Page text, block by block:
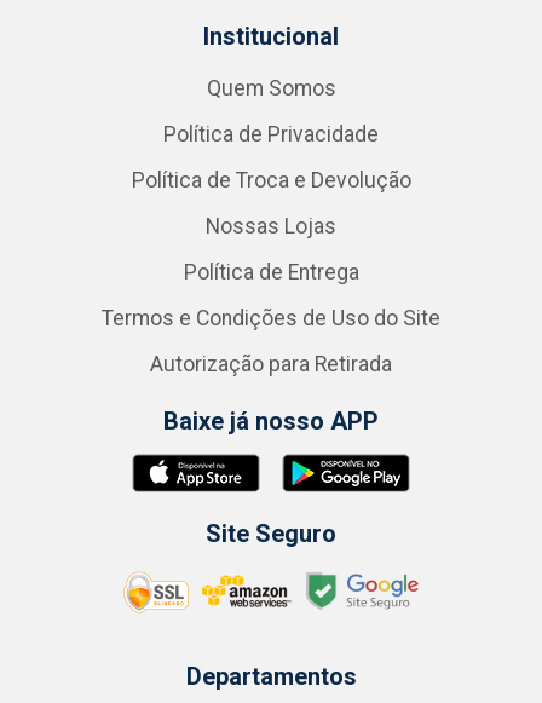
Institucional
Quem Somos
Política de Privacidade
Política de Troca e Devolução
Nossas Lojas
Política de Entrega
Termos e Condições de Uso do Site
Autorização para Retirada
Baixe já nosso APP
Site Seguro
Departamentos